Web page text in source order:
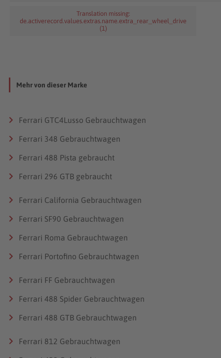
Translation missing:
de.activerecord.values.extras.name.extra_rear_wheel_drive
(1)
Mehr von dieser Marke
Ferrari GTC4Lusso Gebrauchtwagen
Ferrari 348 Gebrauchtwagen
Ferrari 488 Pista gebraucht
Ferrari 296 GTB gebraucht
Ferrari California Gebrauchtwagen
Ferrari SF90 Gebrauchtwagen
Ferrari Roma Gebrauchtwagen
Ferrari Portofino Gebrauchtwagen
Ferrari FF Gebrauchtwagen
Ferrari 488 Spider Gebrauchtwagen
Ferrari 488 GTB Gebrauchtwagen
Ferrari 812 Gebrauchtwagen